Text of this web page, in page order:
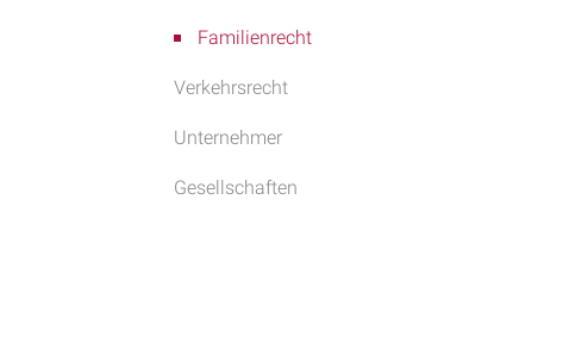
Familienrecht
Verkehrsrecht
Unternehmer
Gesellschaften